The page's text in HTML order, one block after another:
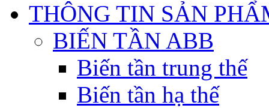
THÔNG TIN SẢN
BIẾN TẦN ABB
Biến tần trung thế
Biến tần hạ thế